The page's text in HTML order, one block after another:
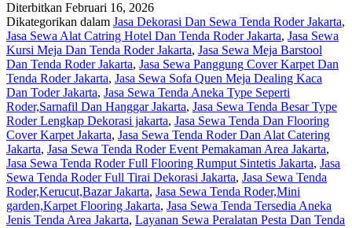
Event
Ramadhan
Area
Jakarta
Diterbitkan Februari 16, 2026
Dikategorikan dalam Jasa Dekorasi Dan Sewa Tenda Roder Jakarta,
Jasa Sewa Alat Catring Hotel Dan Tenda Roder Jakarta, Jasa Sewa
Kursi Meja Dan Tenda Roder Jakarta, Jasa Sewa Meja Barstool
Dan Tenda Roder Jakarta, Jasa Sewa Panggung Cover Karpet Dan
Tenda Roder Jakarta, Jasa Sewa Sofa Quen Meja Dealing Kaca
Dan Toder Jakarta, Jasa Sewa Tenda Aneka Type Seperti
Roder,Sarnafil Dan Hanggar Jakarta, Jasa Sewa Tenda Besar Type
Roder Lengkap Dekorasi jakarta, Jasa Sewa Tenda Dan Flooring
Cover Karpet Jakarta, Jasa Sewa Tenda Roder Dan Alat Catering
Jakarta, Jasa Sewa Tenda Roder Event Pemakaman Area Jakarta,
Jasa Sewa Tenda Roder Full Flooring Rumput Sintetis Jakarta, Jasa
Sewa Tenda Roder Full Tirai Dekorasi Jakarta, Jasa Sewa Tenda
Roder,Kerucut,Bazar Jakarta, Jasa Sewa Tenda Roder,Mini
garden,Karpet Flooring Jakarta, Jasa Sewa Tenda Tersedia Aneka
Jenis Tenda Area Jakarta, Layanan Sewa Peralatan Pesta Dan Tenda